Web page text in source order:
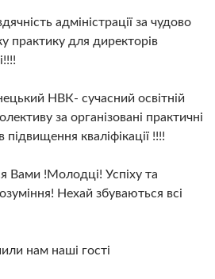
адміністрації за чудово
практику для директорів
НВК- сучасний освітній
за організовані практичні
підвищення кваліфікації !!!!
Вами !Молодці! Успіху та
Нехай збуваються всі
нам наші гості